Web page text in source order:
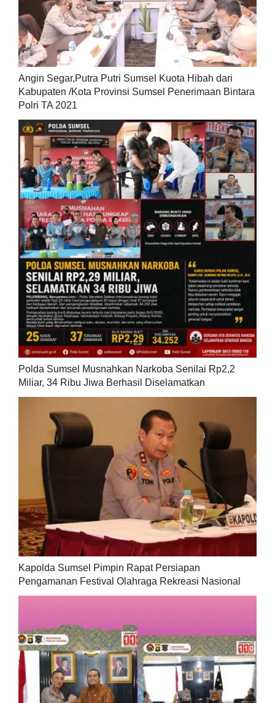
Angin Segar,Putra Putri Sumsel Kuota Hibah dari
Kabupaten /Kota Provinsi Sumsel Penerimaan Bintara
Polri TA 2021
Polda Sumsel Musnahkan Narkoba Senilai Rp2,2
Miliar, 34 Ribu Jiwa Berhasil Diselamatkan
Kapolda Sumsel Pimpin Rapat Persiapan
Pengamanan Festival Olahraga Rekreasi Nasional